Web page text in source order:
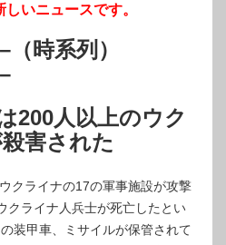
いニュースです。
系列）
200人以上のウク
害された
クライナの17の軍事施設が攻撃
クライナ人兵士が死亡したとい
装甲車、ミサイルが保管されて